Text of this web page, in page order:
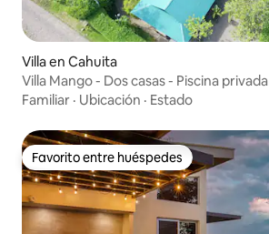
Villa en Cahuita
Villa Mango - Dos casas - Piscina privada
Familiar · Ubicación · Estado
Favorito entre huéspedes
Favorito entre huéspedes